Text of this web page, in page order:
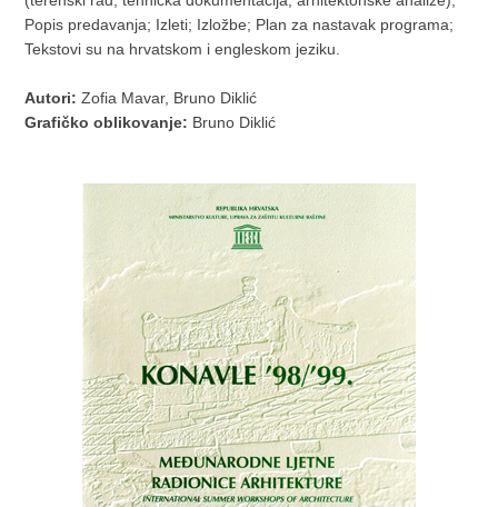
Popis predavanja; Izleti; Izložbe; Plan za nastavak programa;
Tekstovi su na hrvatskom i engleskom jeziku.
Autori:Zofia Mavar, Bruno Diklić
Grafičko oblikovanje: Bruno Diklić